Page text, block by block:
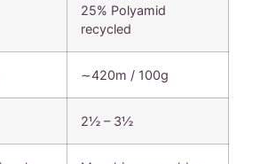
25% Polyamid
recycled
∼420m / 100g
2½ – 3½